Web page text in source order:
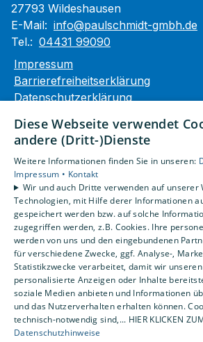
27793 Wildeshausen
E-Mail: info@paulschmidt-gmbh.de
Tel.: 04431 99090
Impressum
Barrierefreiheitserklärung
Datenschutzerklärung
Unsere Bereiche
Privatkunden
Gewerbekunden
Karriere
Unternehmen
Kontakt
Diese Webseite verwendet
andere (Dritt-)Dienste
Weitere Informationen finden Sie in unseren:
Impressum • Kontakt
Wir und auch Dritte verwenden auf unserer
Technologien, mit Hilfe derer Informationen
gespeichert werden bzw. auf solche
zugegriffen werden, z.B. Cookies. Ihre
werden von uns und den eingebundenen
für verschiedene Zwecke, ggf. Analyse-,
Statistikzwecke verarbeitet, damit wir
personalisierte Anzeigen oder Inhalte
soziale Medien anbieten und Informationen
und das Nutzerverhalten erhalten können.
technisch-notwendig sind,... HIER KLICKEN
Datenschutzhinweise